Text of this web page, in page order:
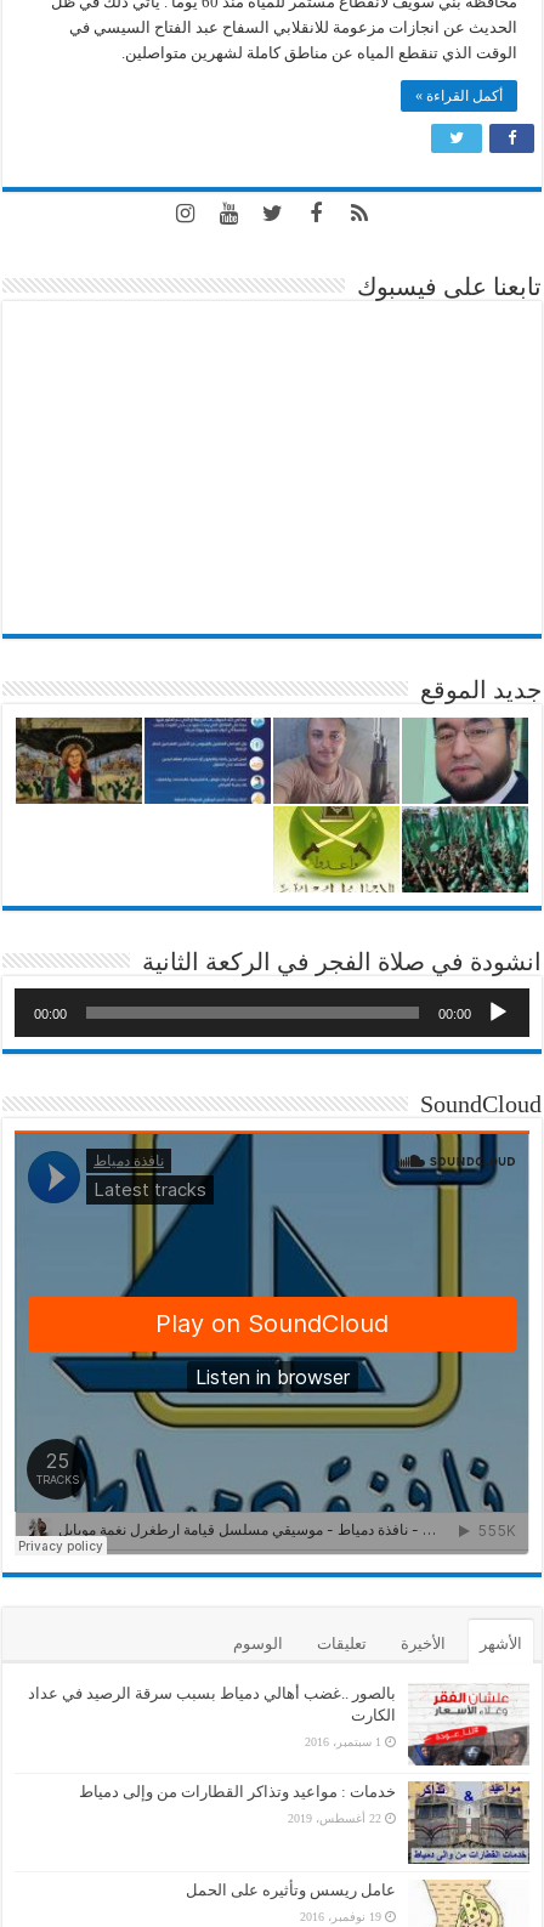
سويف
تعاني
من
انقطاع
المياه
الحديث عن انجازات مزعومة للانقلابي السفاح عبد الفتاح السيسي في
الوقت الذي تنقطع المياه عن مناطق كاملة لشهرين متواصلين.
أكمل القراءة »
تابعنا على فيسبوك
جديد الموقع
انشودة في صلاة الفجر في الركعة الثانية
00:00
00:00
SoundCloud
الأشهر الأخيرة تعليقات الوسوم
بالصور ..غضب أهالي دمياط بسبب سرقة الرصيد في عداد
الكارت
1 سبتمبر، 2016
خدمات : مواعيد وتذاكر القطارات من وإلى دمياط
22 أغسطس، 2019
عامل ريسس وتأثيره على الحمل
19 نوفمبر، 2016